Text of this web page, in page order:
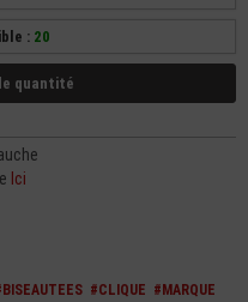
: 20
quantité
Ici
#CLIQUE #MARQUE